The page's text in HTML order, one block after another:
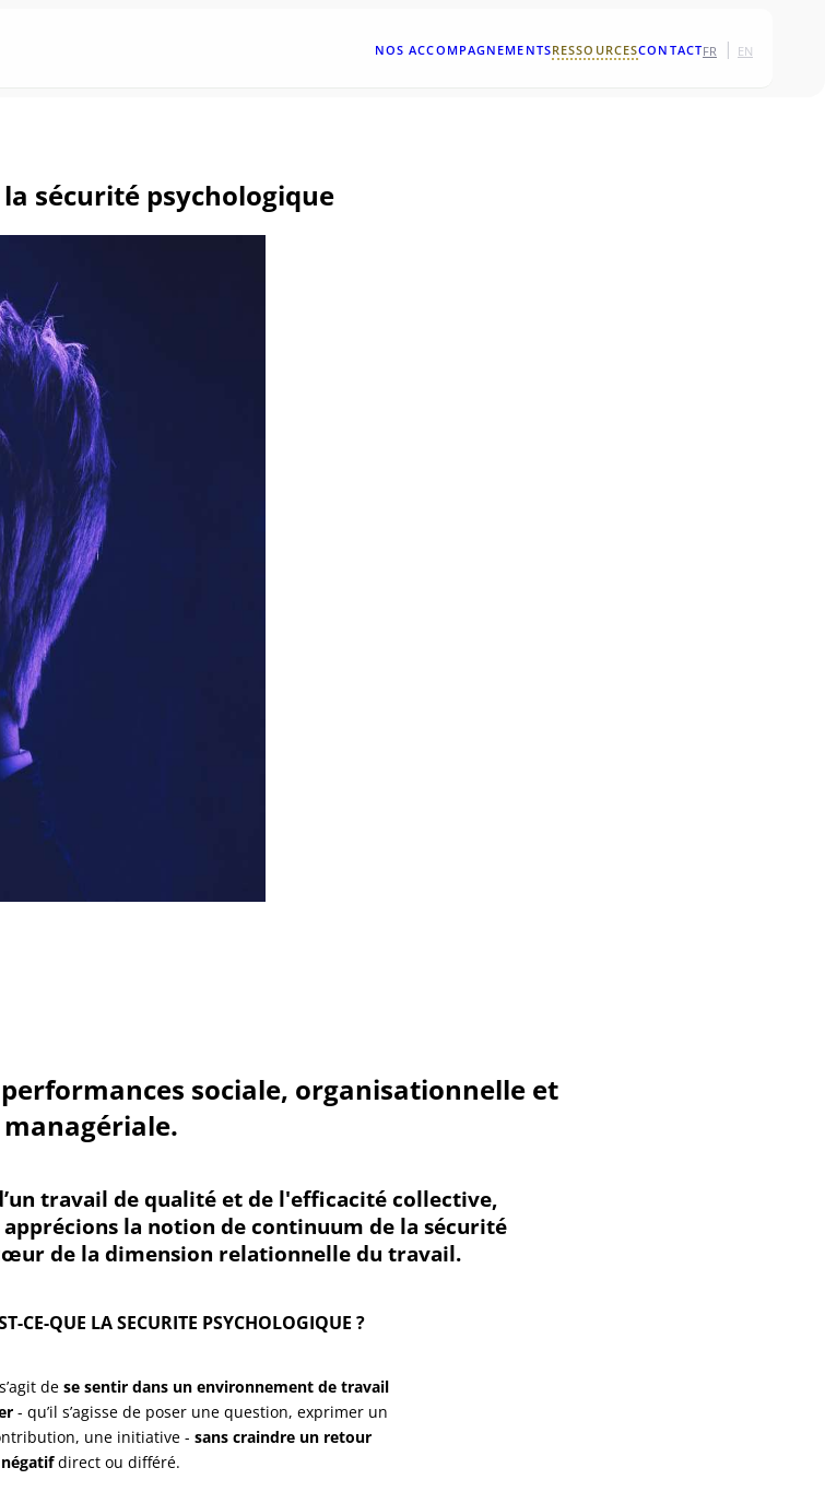
NOS ACCOMPAGNEMENTSRESSOURCESCONTACTFR | EN
sécurité psychologique
sociale, organisationnelle et
managériale.
travail de qualité et de l'efficacité collective,
la notion de continuum de la sécurité
de la dimension relationnelle du travail.
CE-QUE LA SECURITE PSYCHOLOGIQUE ?
de se sentir dans un environnement de travail
- qu’il s’agisse de poser une question, exprimer un
une initiative - sans craindre un retour
négatifdirect ou différé.